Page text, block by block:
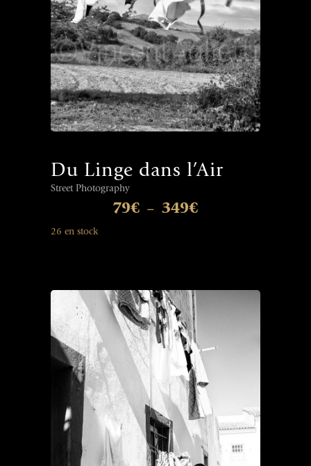
Du Linge dans l’Air
Street Photography
79€ – 349€
26 en stock